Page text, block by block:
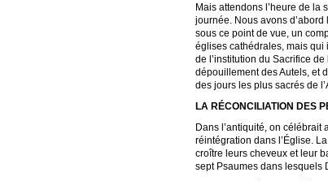
Mais attendons l’heure de
journée. Nous avons
sous ce point de vue, un
églises cathédrales, mais qui
de l’institution du Sacrifice
dépouillement des Autels, et
des jours les plus sacrés de
LA RÉCONCILIATION DES
Dans l’antiquité, on
réintégration dans l’Église.
croître leurs cheveux et leur
sept Psaumes dans lesquels